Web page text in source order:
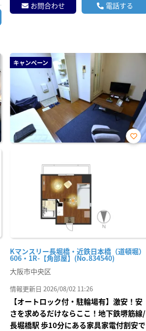
お問合わせ 電話する
キャンペーン
Kマンスリー長堀橋・近鉄日本橋（道頓堀）
606・1R-【角部屋】(No.834540)
お気
大阪市中央区
情報更新日 2026/08/02 11:26
【オートロック付・駐輪場有】激安！安
さを求めるだけならここ！地下鉄堺筋線/
長堀橋駅 歩10分にある家具家電付割安で